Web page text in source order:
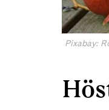
Pixabay: